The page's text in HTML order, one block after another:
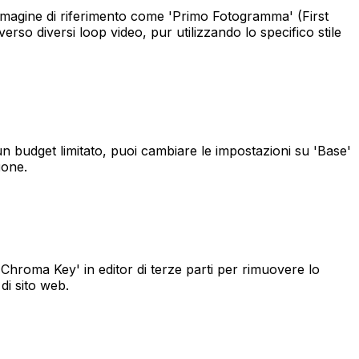
di riferimento come 'Primo Fotogramma' (First
diversi loop video, pur utilizzando lo specifico stile
budget limitato, puoi cambiare le impostazioni su 'Base'
Key' in editor di terze parti per rimuovere lo
sito web.